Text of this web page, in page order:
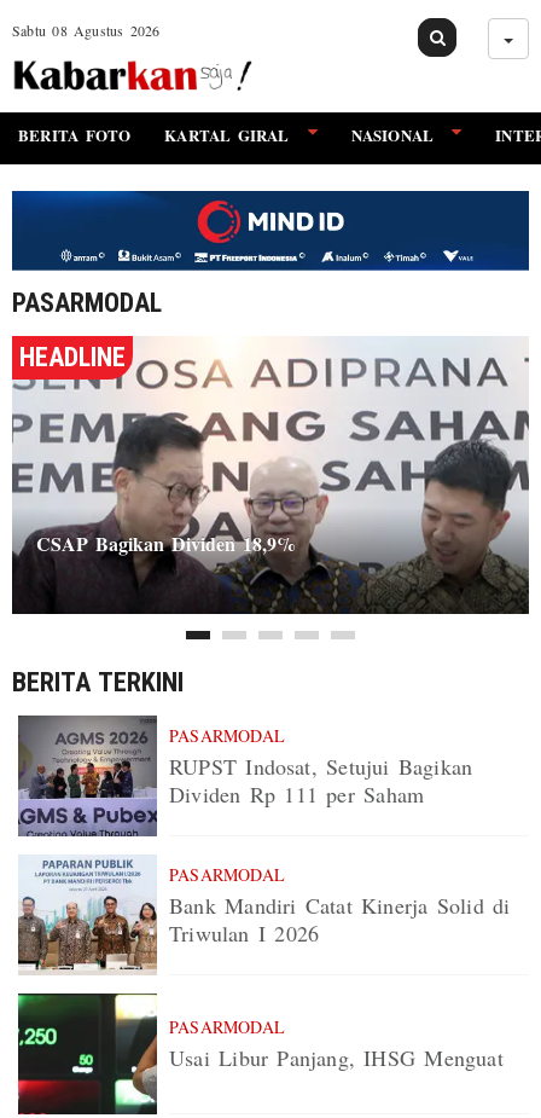
Sabtu 08 Agustus 2026
BERITA FOTO KARTAL GIRAL NASIONAL
PASARMODAL
HEADLINE
CSAP Bagikan Dividen 18,9%
BERITA TERKINI
PASARMODAL
RUPST Indosat, Setujui Bagikan
Dividen Rp 111 per Saham
PASARMODAL
Bank Mandiri Catat Kinerja Solid di
Triwulan I 2026
PASARMODAL
Usai Libur Panjang, IHSG Menguat